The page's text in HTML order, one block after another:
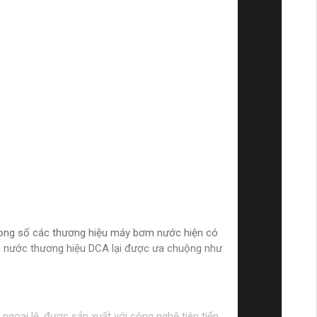
số các thương hiệu máy bơm nước hiện có
thương hiệu DCA lại được ưa chuộng như